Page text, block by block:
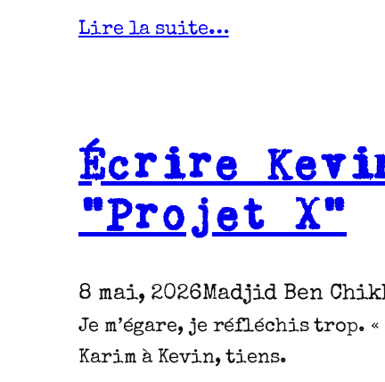
Lire la suite…
Écrire
“Projet X”
8 mai, 2026Madjid Ben
Je m’égare, je réfléchis trop.
Karim à Kevin, tiens.